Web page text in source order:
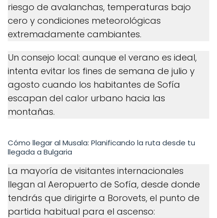
riesgo de avalanchas, temperaturas bajo
cero y condiciones meteorológicas
extremadamente cambiantes.
Un consejo local: aunque el verano es ideal,
intenta evitar los fines de semana de julio y
agosto cuando los habitantes de Sofía
escapan del calor urbano hacia las
montañas.
Cómo llegar al Musala: Planificando la ruta desde tu
llegada a Bulgaria
La mayoría de visitantes internacionales
llegan al Aeropuerto de Sofía, desde donde
tendrás que dirigirte a Borovets, el punto de
partida habitual para el ascenso: